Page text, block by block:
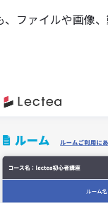
ファイルや画像